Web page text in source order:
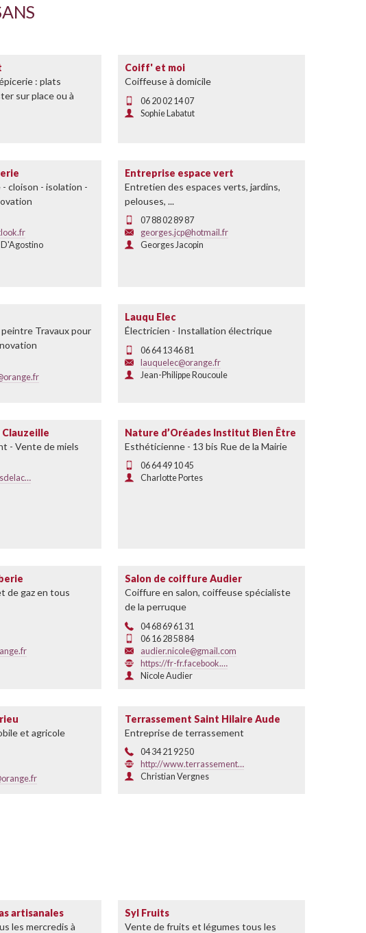
: plats
sur place ou à
Coiff' et moi
Coiffeuse à domicile
06 20 02 14 07
Sophie Labatut
cloison - isolation -
Entreprise espace vert
Entretien des espaces verts, jardins,
pelouses, ...
07 88 02 89 87
georges.jcp@hotmail.fr
Georges Jacopin
Travaux pour
Lauqu Elec
Électricien - Installation électrique
06 64 13 46 81
lauquelec@orange.fr
Jean-Philippe Roucoule
Clauzeille
- Vente de miels
Nature d’Oréades Institut Bien Être
Esthéticienne - 13 bis Rue de la Mairie
06 64 49 10 45
Charlotte Portes
de gaz en tous
Salon de coiffure Audier
Coiffure en salon, coiffeuse spécialiste
de la perruque
04 68 69 61 31
06 16 28 58 84
audier.nicole@gmail.com
https://fr-fr.facebook.…
Nicole Audier
et agricole
Terrassement Saint Hilaire Aude
Entreprise de terrassement
04 34 21 92 50
http://www.terrassement…
Christian Vergnes
artisanales
les mercredis à
Syl Fruits
Vente de fruits et légumes tous les